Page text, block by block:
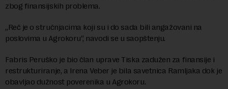
zbog finansijskih problema.
„Reč je o stručnjacima koji su i do sada bili angažovani na
poslovima u Agrokoru“, navodi se u saopštenju.
Fabris Peruško je bio član uprave Tiska zadužen za finansije i
restrukturiranje, a Irena Veber je bila savetnica Ramljaka dok je
obavljao dužnost poverenika u Agrokoru.